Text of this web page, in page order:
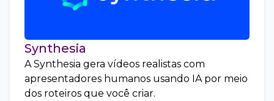
Synthesia
A Synthesia gera vídeos realistas com
apresentadores humanos usando IA por meio
dos roteiros que você criar.